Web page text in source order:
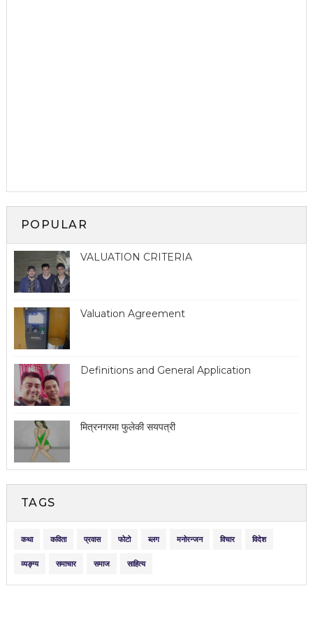
POPULAR
VALUATION CRITERIA
Valuation Agreement
Definitions and General Application
मित्रनगरमा फुलेकी सयपत्री
TAGS
कथा कविता प्रवास फोटो ब्लग मनोरन्जन विचार विदेश
व्यङ्ग्य समाचार समाज साहित्य